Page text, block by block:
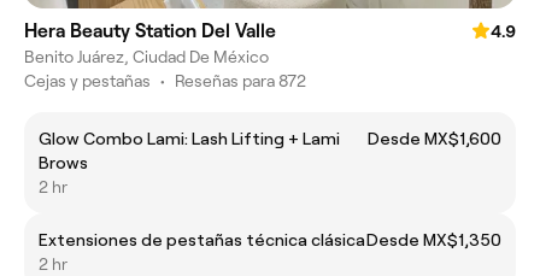
Hera Beauty Station Del Valle
4.9
Benito Juárez, Ciudad De México
Cejas y pestañas • Reseñas para 872
Glow Combo Lami: Lash Lifting + Lami
Brows
Desde MX$1,600
2 hr
Extensiones de pestañas técnica clásicaDesde MX$1,350
2 hr